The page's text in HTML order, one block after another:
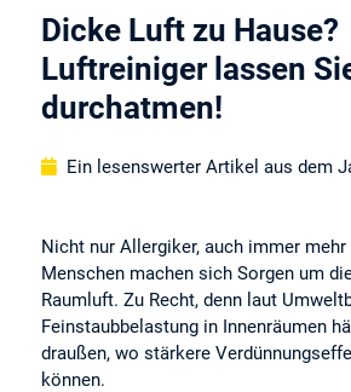
Dicke Luft zu Hause?
Luftreiniger lassen
durchatmen!
Ein lesenswerter Artikel aus dem
Nicht nur Allergiker, auch immer
Menschen machen sich Sorgen um
Raumluft. Zu Recht, denn laut
Feinstaubbelastung in Innenräumen
draußen, wo stärkere
können.